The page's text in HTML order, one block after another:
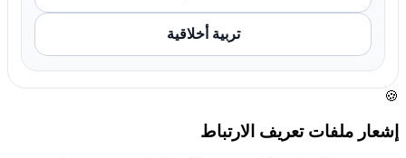
تربية أخلاقية
🍪
إشعار ملفات تعريف الارتباط